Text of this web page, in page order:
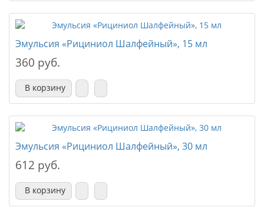
Эмульсия «Рициниол Шалфейный», 15 мл
360 руб.
В корзину
Эмульсия «Рициниол Шалфейный», 30 мл
612 руб.
В корзину